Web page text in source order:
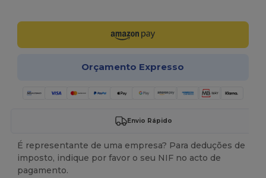
Orçamento Expresso
Envio Rápido
É representante de uma empresa? Para deduções de
imposto, indique por favor o seu NIF no acto de
pagamento.